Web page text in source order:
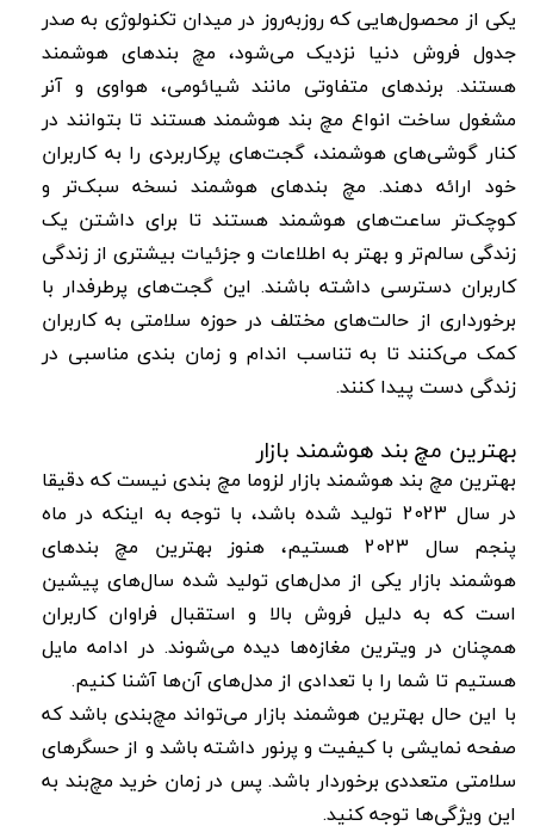
یکی از محصول‌هایی که روزبه‌روز در میدان تکنولوژی به صدر
جدول فروش دنیا نزدیک می‌شود، مچ بندهای هوشمند
هستند. برندهای متفاوتی مانند شیائومی، هواوی و آنر
مشغول ساخت انواع مچ بند هوشمند هستند تا بتوانند در
کنار گوشی‌های هوشمند، گجت‌های پرکاربردی را به کاربران
خود ارائه دهند. مچ بندهای هوشمند نسخه سبک‌تر و
کوچک‌تر ساعت‌های هوشمند هستند تا برای داشتن یک
زندگی سالم‌تر و بهتر به اطلاعات و جزئیات بیشتری از زندگی
کاربران دسترسی داشته باشند. این گجت‌های پرطرفدار با
برخورداری از حالت‌های مختلف در حوزه سلامتی به کاربران
کمک می‌‎کنند تا به تناسب اندام و زمان بندی مناسبی در
زندگی دست پیدا کنند.
بهترین مچ بند هوشمند بازار
بهترین مچ بند هوشمند بازار لزوما مچ بندی نیست که دقیقا
در سال 2023 تولید شده باشد، با توجه به اینکه در ماه
پنجم سال 2023 هستیم، هنوز بهترین مچ بندهای
هوشمند بازار یکی از مدل‌های تولید شده سال‌های پیشین
است که به دلیل فروش بالا و استقبال فراوان کاربران
همچنان در ویترین مغازه‌ها دیده می‌شوند. در ادامه مایل
هستیم تا شما را با تعدادی از مدل‌های آن‌ها آشنا کنیم.
با این حال بهترین هوشمند بازار می‌تواند مچ‌بندی باشد که
صفحه نمایشی با کیفیت و پرنور داشته باشد و از حسگرهای
سلامتی متعددی برخوردار باشد. پس در زمان خرید مچ‌بند به
این ویژگی‌ها توجه کنید.